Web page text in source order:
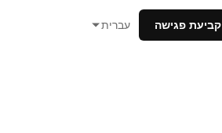
קביעת פגישה עברית